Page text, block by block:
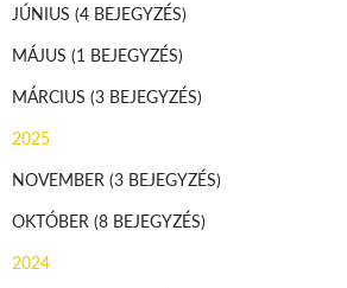
JÚNIUS (4 BEJEGYZÉS)
MÁJUS (1 BEJEGYZÉS)
MÁRCIUS (3 BEJEGYZÉS)
2025
NOVEMBER (3 BEJEGYZÉS)
OKTÓBER (8 BEJEGYZÉS)
2024